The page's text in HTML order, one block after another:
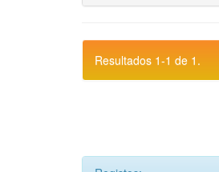
Resultados 1-1 de 1.